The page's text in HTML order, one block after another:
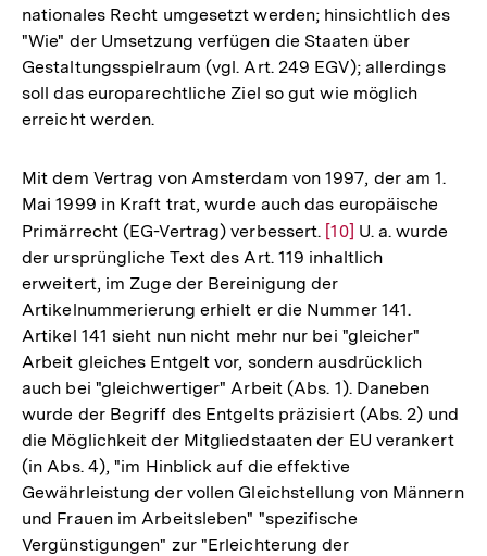
nationales Recht umgesetzt werden; hinsichtlich des
"Wie" der Umsetzung verfügen die Staaten über
Gestaltungsspielraum (vgl. Art. 249 EGV); allerdings
soll das europarechtliche Ziel so gut wie möglich
erreicht werden.
Mit dem Vertrag von Amsterdam von 1997, der am 1.
Mai 1999 in Kraft trat, wurde auch das europäische
Primärrecht (EG-Vertrag) verbessert. Zur
Auflösung
der
Fußnote
[10] U. a. wurde
der ursprüngliche Text des Art. 119 inhaltlich
erweitert, im Zuge der Bereinigung der
Artikelnummerierung erhielt er die Nummer 141.
Artikel 141 sieht nun nicht mehr nur bei "gleicher"
Arbeit gleiches Entgelt vor, sondern ausdrücklich
auch bei "gleichwertiger" Arbeit (Abs. 1). Daneben
wurde der Begriff des Entgelts präzisiert (Abs. 2) und
die Möglichkeit der Mitgliedstaaten der EU verankert
(in Abs. 4), "im Hinblick auf die effektive
Gewährleistung der vollen Gleichstellung von Männern
und Frauen im Arbeitsleben" "spezifische
Vergünstigungen" zur "Erleichterung der